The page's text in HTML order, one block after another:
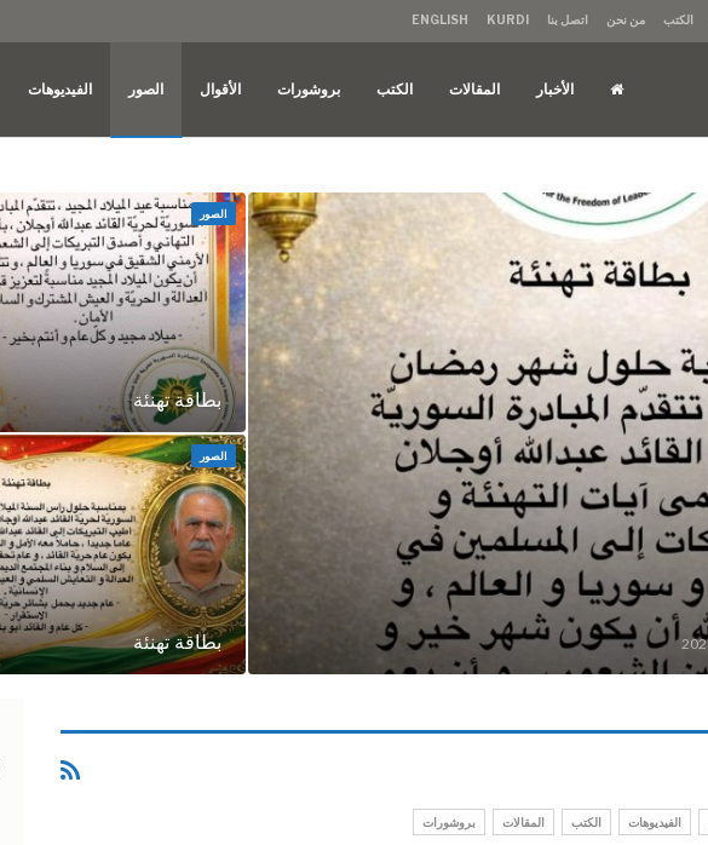
الكتب من نحن اتصل بنا KURDI
ENGLISH
الأخبار المقالات الكتب بروشورات الأقوال الصور الفيديوهات
الصور
بطاقة تهنئة
الصور
بطاقة تهنئة
الفيديوهات الكتب المقالات بروشورات